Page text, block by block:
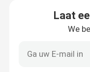
Het Blad van de
Laat
We